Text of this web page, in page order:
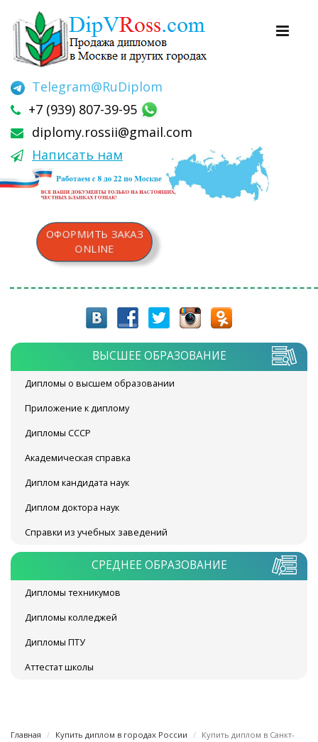
Telegram@RuDiplom
+7 (939) 807-39-95
diplomy.rossii@gmail.com
Написать нам
ОФОРМИТЬ ЗАКАЗ
ONLINE
ВЫСШЕЕ ОБРАЗОВАНИЕ
Дипломы о высшем образовании
Приложение к диплому
Дипломы СССР
Академическая справка
Диплом кандидата наук
Диплом доктора наук
Справки из учебных заведений
СРЕДНЕЕ ОБРАЗОВАНИЕ
Дипломы техникумов
Дипломы колледжей
Дипломы ПТУ
Аттестат школы
Главная Купить диплом в городах России
Купить диплом в Санкт-